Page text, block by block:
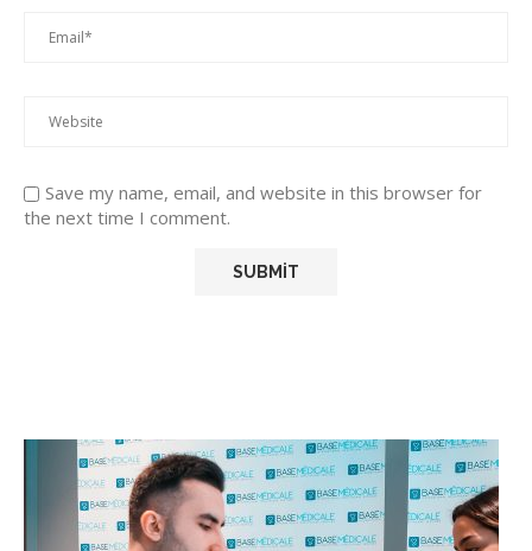
Save my name, email, and website in this browser for
the next time I comment.